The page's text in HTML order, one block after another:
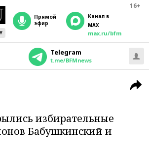
16+
прямой
эфир
Канал в
MAX
max.ru/bfm
Telegram
t.me/BFMnews
избирательные
Бабушкинский и